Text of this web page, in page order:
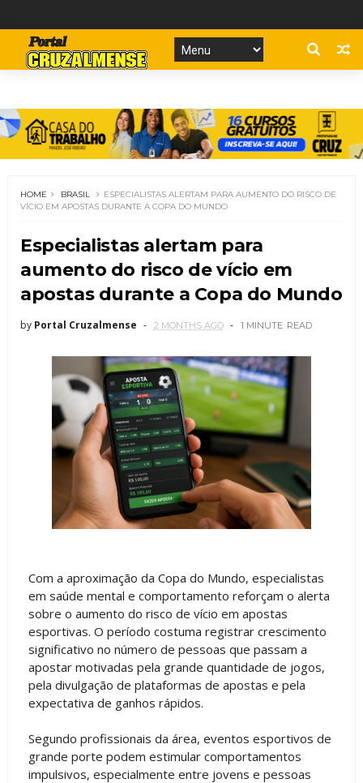
HOME BRASIL
ESPECIALISTAS ALERTAM PARA AUMENTO DO RISCO DE
VÍCIO EM APOSTAS DURANTE A COPA DO MUNDO
Especialistas alertam para
aumento do risco de vício em
apostas durante a Copa do Mundo
by Portal Cruzalmense 2 MONTHS AGO 1 MINUTE READ
Com a aproximação da Copa do Mundo, especialistas
em saúde mental e comportamento reforçam o alerta
sobre o aumento do risco de vício em apostas
esportivas. O período costuma registrar crescimento
significativo no número de pessoas que passam a
apostar motivadas pela grande quantidade de jogos,
pela divulgação de plataformas de apostas e pela
expectativa de ganhos rápidos.
Segundo profissionais da área, eventos esportivos de
grande porte podem estimular comportamentos
impulsivos, especialmente entre jovens e pessoas